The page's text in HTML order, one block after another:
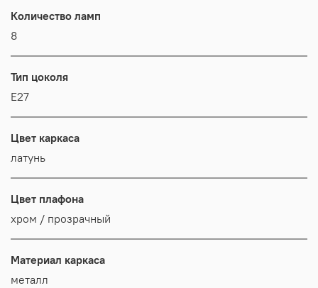
Количество ламп
8
Тип цоколя
E27
Цвет каркаса
латунь
Цвет плафона
хром / прозрачный
Материал каркаса
металл